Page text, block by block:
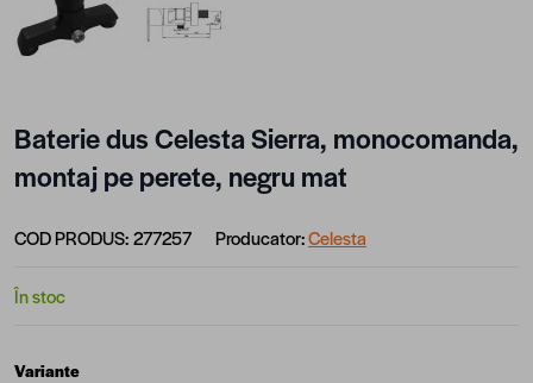
Baterie dus Celesta Sierra, monocomanda,
montaj pe perete, negru mat
COD PRODUS:277257 Producator:Celesta
În stoc
Variante